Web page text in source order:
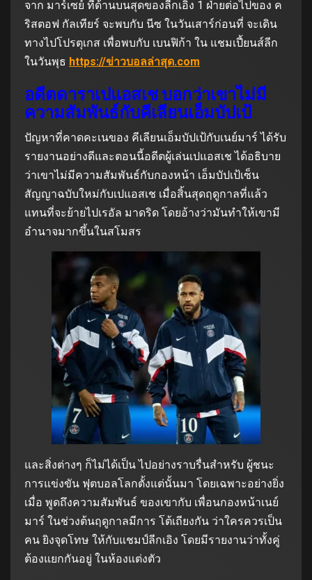
จาก มาร์เซย์ ที่ด้านบนสุดของลีกเอิง 1 ฝ่ายต่อไปของ ค
ริสตอฟ กัลเทียร์ จะพบกับ นีซ ในวันเสาร์ก่อนที่ จะเดิน
ทางไปโปรตุเกส เพื่อพบกับ เบนฟิก้า ใน แชมเปี้ยนส์ลีก
ในวันพุธ https://ข่าวบอลล่าสุด.com
อดีตดาราเปแอสเช บอกว่าเขาไม่มี
ความสัมพันธ์กับคีเลียนเอ็มบัปเป้
ปัญหาที่คาดคะเนของ คีเลียนเอ็มบัปเป้กับเนย์มาร์ ได้รับ
รายงานอย่างดีและตอนนี้อดีตผู้เล่นเปแอสเช ได้อธิบาย
ว่าเขาไม่มีความสัมพันธ์กับกองหน้า เอ็มบัปเป้เซ็น
สัญญาฉบับใหม่กับเปแอสเช เมื่อสิ้นสุดฤดูกาลที่แล้ว
แทนที่จะย้ายไปเรอัล มาดริด โดยอ้างว่ามันทำให้เขามี
อำนาจมากขึ้นในสโมสร
และสิ่งต่างๆ ก็ไม่ได้เป็น ไปอย่างราบรื่นสำหรับ ผู้ชนะ
การแข่งขัน ฟุตบอลโลกตั้งแต่นั้นมา โดยเฉพาะอย่างยิ่ง
เมื่อ พูดถึงความสัมพันธ์ ของเขากับ เพื่อนกองหน้าเนย์
มาร์ ในช่วงต้นฤดูกาลมีการ โต้เถียงกัน ว่าใครควรเป็น
คน ยิงจุดโทษ ให้กับแชมป์ลีกเอิง โดยมีรายงานว่าทั้งคู่
ต้องแยกกันอยู่ ในห้องแต่งตัว